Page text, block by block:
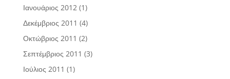
Ιανουάριος 2012(1)
Δεκέμβριος 2011 (4)
Οκτώβριος 2011 (2)
Σεπτέμβριος 2011 (3)
Ιούλιος 2011 (1)